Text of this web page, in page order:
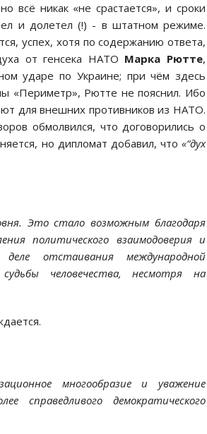
всё никак «не срастается», и сроки
и долетел (!) - в штатном режиме.
успех, хотя по содержанию ответа,
от генсека НАТО Марка Рютте,
ударе по Украине; при чём здесь
«Периметр», Рютте не пояснил. Ибо
для внешних противников из НАТО.
обмолвился, что договорились о
но дипломат добавил, что«“дух
Это стало возможным благодаря
политического взаимодоверия и
отстаивания международной
человечества, несмотря на
многообразие и уважение
справедливого демократического